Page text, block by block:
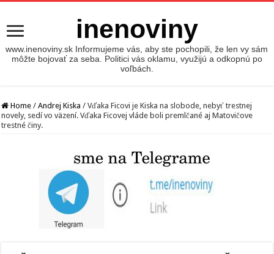
inenoviny
www.inenoviny.sk Informujeme vás, aby ste pochopili, že len vy sám
môžte bojovať za seba. Politici vás oklamu, využijú a odkopnú po
voľbách.
Home / Andrej Kiska / Vďaka Ficovi je Kiska na slobode, nebyť trestnej
novely, sedí vo väzení. Vďaka Ficovej vláde boli premlčané aj Matovičove
trestné činy.